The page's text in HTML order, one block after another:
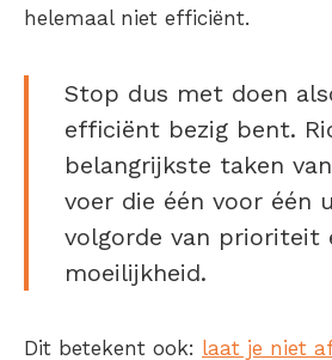
helemaal niet efficiënt.
Stop dus met doen
efficiënt bezig bent.
belangrijkste taken
voer die één voor één
volgorde van prioriteit
moeilijkheid.
Dit betekent ook: laat je niet